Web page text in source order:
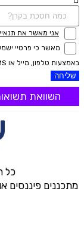
אני מאשר את
מאשר כי פרטיי
באמצעות טלפון, מייל או SMS מאיתנו או צד שלישי
שליחה
השוואת
כל
מתכננים פיננסים